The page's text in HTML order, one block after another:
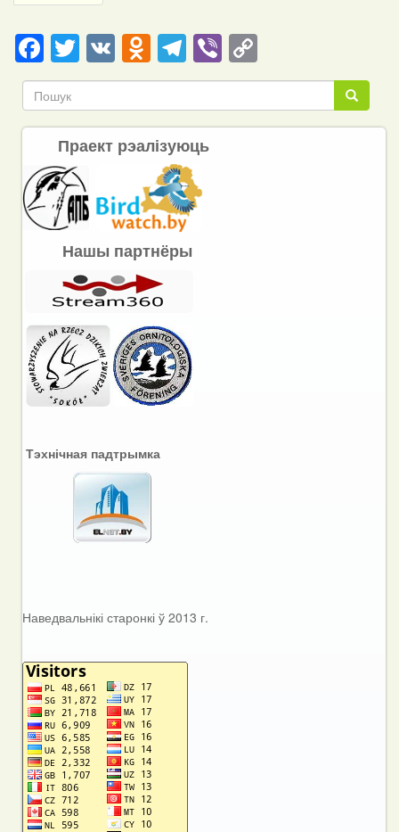
page
Facebook
Twitter
VKOdnoklassniki
Telegram
ViberCopy
Link Пошук
Пошук
Праект рэалізуюць
Нашы партнёры
Тэхнічная падтрымка
Наведвальнікі старонкі ў 2013 г.